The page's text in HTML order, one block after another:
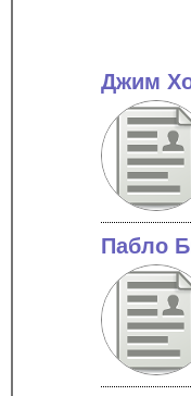
Джим
Пабло